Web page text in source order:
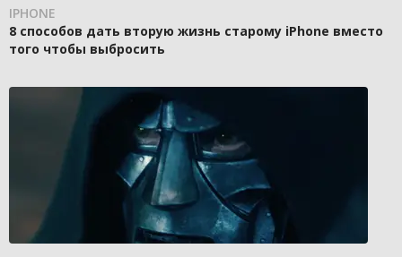
IPHONE
8 способов дать вторую жизнь старому iPhone вместо
того чтобы выбросить